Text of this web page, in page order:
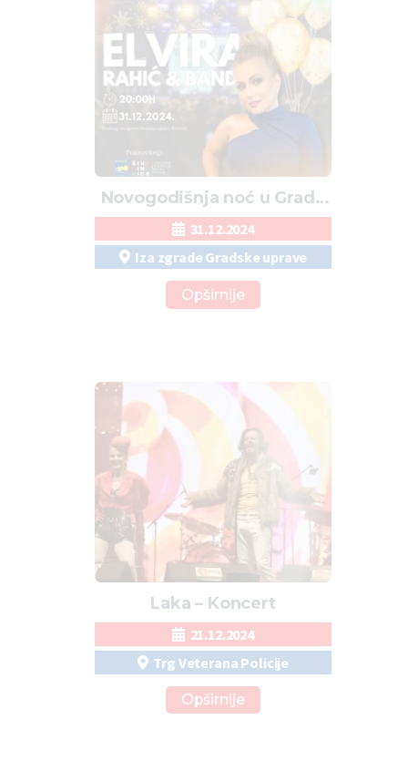
Novogodišnja noć u Gradu
Živinice
31.12.2024
Iza zgrade Gradske uprave
Opširnije
Laka – Koncert
21.12.2024
Trg Veterana Policije
Opširnije